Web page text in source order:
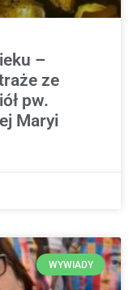
–
ze
pw.
Maryi
WYWIADY